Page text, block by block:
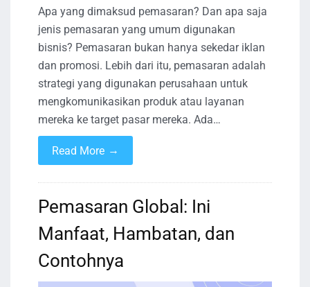
Apa yang dimaksud pemasaran? Dan apa saja
jenis pemasaran yang umum digunakan
bisnis? Pemasaran bukan hanya sekedar iklan
dan promosi. Lebih dari itu, pemasaran adalah
strategi yang digunakan perusahaan untuk
mengkomunikasikan produk atau layanan
mereka ke target pasar mereka. Ada…
Read More →
Pemasaran Global: Ini
Manfaat, Hambatan, dan
Contohnya